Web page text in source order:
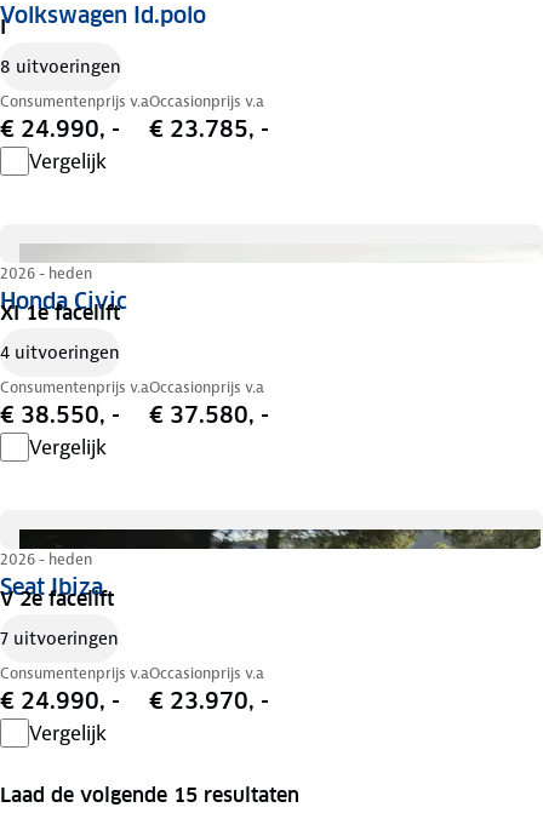
Volkswagen Id.polo
I
8 uitvoeringen
Consumentenprijs v.a
€ 24.990, -
Occasionprijs v.a
€ 23.785, -
Vergelijk
Honda Civic
2026 - heden
XI 1e facelift
4 uitvoeringen
Consumentenprijs v.a
€ 38.550, -
Occasionprijs v.a
€ 37.580, -
Vergelijk
Seat Ibiza
2026 - heden
V 2e facelift
7 uitvoeringen
Consumentenprijs v.a
€ 24.990, -
Occasionprijs v.a
€ 23.970, -
Vergelijk
Laad de volgende 15 resultaten